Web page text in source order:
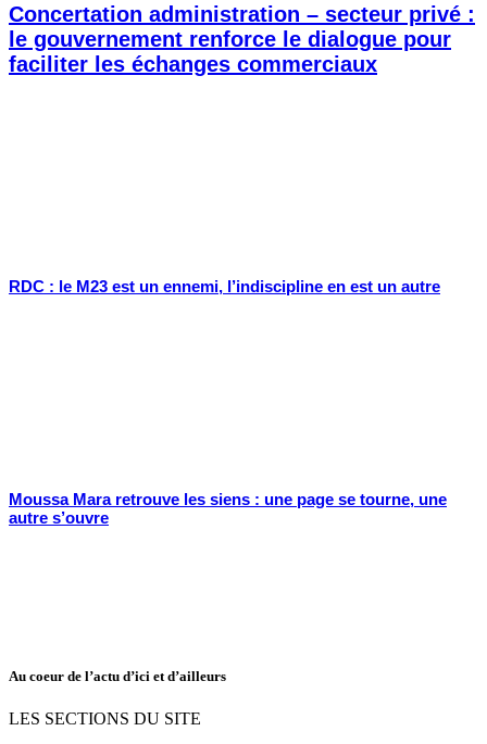
Concertation administration – secteur privé :
le gouvernement renforce le dialogue pour
faciliter les échanges commerciaux
RDC : le M23 est un ennemi, l’indiscipline en est un autre
Moussa Mara retrouve les siens : une page se tourne, une
autre s’ouvre
Au coeur de l’actu d’ici et d’ailleurs
LES SECTIONS DU SITE